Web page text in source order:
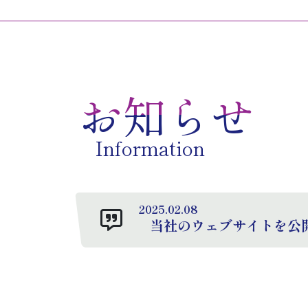
お知らせ
Information
2025.02.08
当社のウェブサイトを公